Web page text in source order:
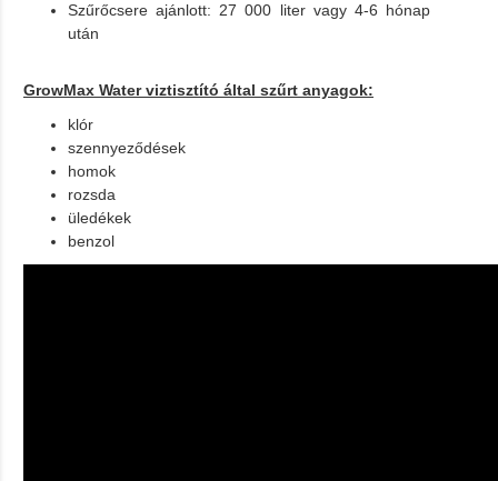
Szűrőcsere ajánlott: 27 000 liter vagy 4-6 hónap
után
GrowMax Water viztisztító által szűrt anyagok:
klór
szennyeződések
homok
rozsda
üledékek
benzol